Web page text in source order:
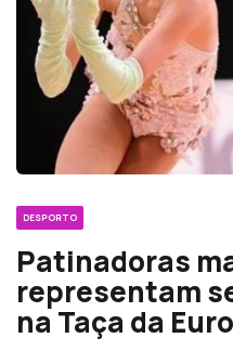
DESPORTO
Patinadoras
representam
na Taça da